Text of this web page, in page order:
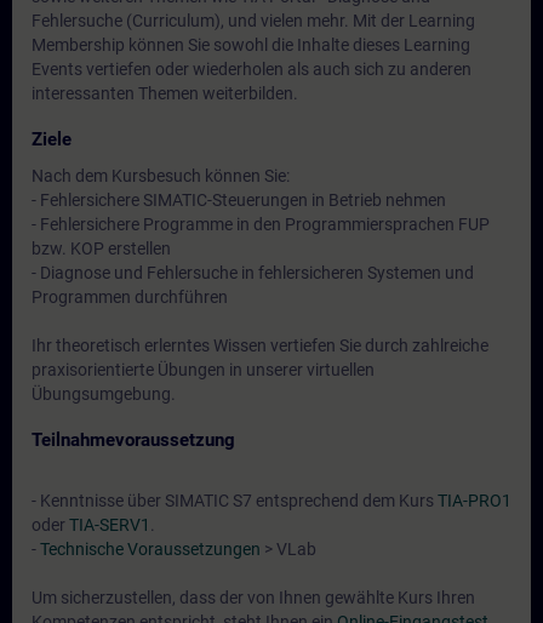
Fehlersuche (Curriculum), und vielen mehr. Mit der Learning
Membership können Sie sowohl die Inhalte dieses Learning
Events vertiefen oder wiederholen als auch sich zu anderen
interessanten Themen weiterbilden.
Ziele
Nach dem Kursbesuch können Sie:
- Fehlersichere SIMATIC-Steuerungen in Betrieb nehmen
- Fehlersichere Programme in den Programmiersprachen FUP
bzw. KOP erstellen
- Diagnose und Fehlersuche in fehlersicheren Systemen und
Programmen durchführen
Ihr theoretisch erlerntes Wissen vertiefen Sie durch zahlreiche
praxisorientierte Übungen in unserer virtuellen
Übungsumgebung.
Teilnahmevoraussetzung
- Kenntnisse über SIMATIC S7 entsprechend dem Kurs TIA-PRO1
oderTIA-SERV1
-Technische Voraussetzungen > VLab
Um sicherzustellen, dass der von Ihnen gewählte Kurs Ihren